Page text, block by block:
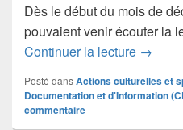
Dès le début du mois de
pouvaient venir écouter la
Continuer la lecture Prêt
→
Posté dansActions culturelles et
Documentation et d'Information
commentaire